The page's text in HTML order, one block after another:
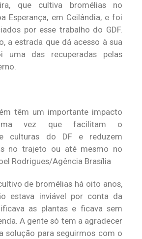
que cultiva bromélias no
Esperança, em Ceilândia, e foi
por esse trabalho do GDF.
a estrada que dá acesso à sua
uma das recuperadas pelas
têm um importante impacto
uma vez que facilitam o
culturas do DF e reduzem
no trajeto ou até mesmo no
Rodrigues/Agência Brasília
de bromélias há oito anos,
estava inviável por conta da
as plantas e ficava sem
A gente só tem a agradecer
solução para seguirmos com o